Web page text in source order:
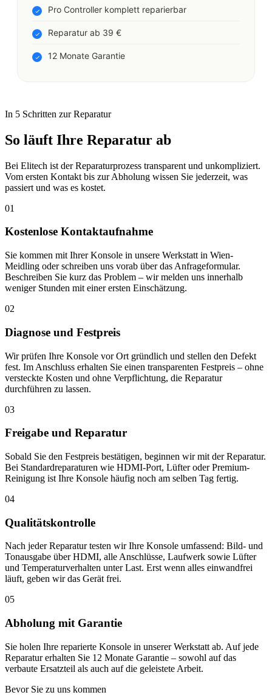
Pro Controller komplett reparierbar
Reparatur ab 39 €
12 Monate Garantie
In 5 Schritten zur Reparatur
So läuft Ihre Reparatur ab
Bei Elitech ist der Reparaturprozess transparent und unkompliziert.
Vom ersten Kontakt bis zur Abholung wissen Sie jederzeit, was
passiert und was es kostet.
01
Kostenlose Kontaktaufnahme
Sie kommen mit Ihrer Konsole in unsere Werkstatt in Wien-
Meidling oder schreiben uns vorab über das Anfrageformular.
Beschreiben Sie kurz das Problem – wir melden uns innerhalb
weniger Stunden mit einer ersten Einschätzung.
02
Diagnose und Festpreis
Wir prüfen Ihre Konsole vor Ort gründlich und stellen den Defekt
fest. Im Anschluss erhalten Sie einen transparenten Festpreis – ohne
versteckte Kosten und ohne Verpflichtung, die Reparatur
durchführen zu lassen.
03
Freigabe und Reparatur
Sobald Sie den Festpreis bestätigen, beginnen wir mit der Reparatur.
Bei Standardreparaturen wie HDMI-Port, Lüfter oder Premium-
Reinigung ist Ihre Konsole häufig noch am selben Tag fertig.
04
Qualitätskontrolle
Nach jeder Reparatur testen wir Ihre Konsole umfassend: Bild- und
Tonausgabe über HDMI, alle Anschlüsse, Laufwerk sowie Lüfter
und Temperaturverhalten unter Last. Erst wenn alles einwandfrei
läuft, geben wir das Gerät frei.
05
Abholung mit Garantie
Sie holen Ihre reparierte Konsole in unserer Werkstatt ab. Auf jede
Reparatur erhalten Sie 12 Monate Garantie – sowohl auf das
verbaute Ersatzteil als auch auf die geleistete Arbeit.
Bevor Sie zu uns kommen